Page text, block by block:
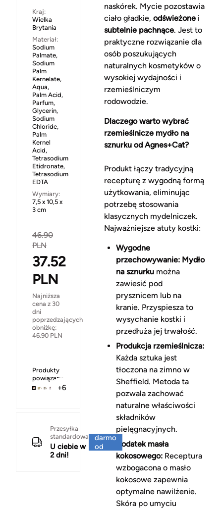
Kraj:
Wielka
Brytania
Materiał:
Sodium
Palmate,
Sodium
Palm
Kernelate,
Aqua,
Palm Acid,
Parfum,
Glycerin,
Sodium
Chloride,
Palm
Kernel
Acid,
Tetrasodium
Etidronate,
Tetrasodium
EDTA
Wymiary:
7,5 x 10,5 x
3 cm
46.90
PLN
37.52
PLN
Najniższa
cena z 30
dni
poprzedzających
obniżkę:
46.90 PLN
Produkty
powiązane
+6
Przesyłka
standardowa
U ciebie w
2 dni!
darmo
od
naskórek. Mycie pozostawia
ciało gładkie, odświeżonei
subtelnie pachnące. Jest to
praktyczne rozwiązanie dla
osób poszukujących
naturalnych kosmetyków o
wysokiej wydajności i
rzemieślniczym
rodowodzie.
Dlaczego warto wybrać
rzemieślnicze mydło na
sznurku od Agnes+Cat?
Produkt łączy tradycyjną
recepturę z wygodną formą
użytkowania, eliminując
potrzebę stosowania
klasycznych mydelniczek.
Najważniejsze atuty kostki:
Wygodne
przechowywanie: Mydło
na sznurkumożna
zawiesić pod
prysznicem lub na
kranie. Przyspiesza to
wysychanie kostki i
przedłuża jej trwałość.
Produkcja rzemieślnicza:
Każda sztuka jest
tłoczona na zimno w
Sheffield. Metoda ta
pozwala zachować
naturalne właściwości
składników
pielęgnacyjnych.
Dodatek masła
kokosowego:Receptura
wzbogacona o masło
kokosowe zapewnia
optymalne nawilżenie.
Skóra po umyciu